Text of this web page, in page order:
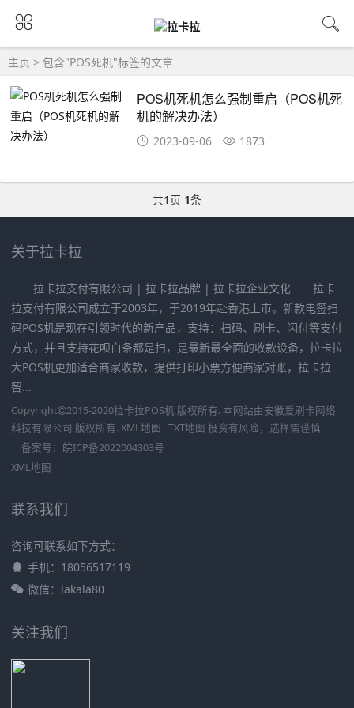
主页 > 包含"POS死机"标签的文章
POS机死机怎么强制重启（POS机死
机的解决办法）
2023-09-06 1873
共1页 1条
关于拉卡拉
拉卡拉支付有限公司 | 拉卡拉品牌 | 拉卡拉企业文化 拉卡
拉支付有限公司成立于2003年，于2019年赴香港上市。新款电签扫
码POS机是现在引领时代的新产品，支持：扫码、刷卡、闪付等支付
方式，并且支持花呗白条都是扫，是最新最全面的收款设备，拉卡拉
大POS机更加适合商家收款，提供打印小票方便商家对账，拉卡拉
智...
Copyright 2015-2020拉卡拉POS机 版权所有. 本网站由安徽爱刷卡网络
科技有限公司 版权所有. XML地图 TXT地图 投资有风险，选择需谨慎
备案号： 皖ICP备2022004303号
XML地图
联系我们
咨询可联系如下方式：
手机：18056517119
微信：lakala80
关注我们